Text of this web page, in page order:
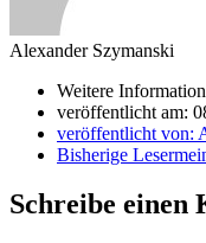
Alexander Szymanski
Weitere
veröffentlicht am:
veröffentlicht von:
Bisherige
Schreibe einen